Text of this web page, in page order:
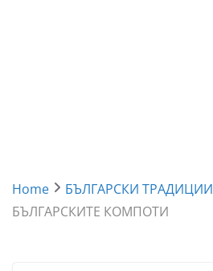
Home
БЪЛГАРСКИ ТРАДИЦИИ
БЪЛГАРСКИТЕ КОМПОТИ